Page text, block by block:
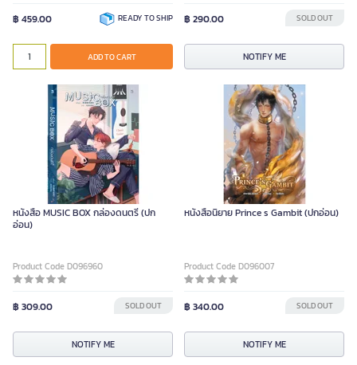
฿ 459.00 READY TO SHIP
ADD TO CART
฿ 290.00 SOLD OUT
NOTIFY ME
หนังสือ MUSIC BOX กล่องดนตรี (ปก
อ่อน)
Product Code D096960
฿ 309.00 SOLD OUT
NOTIFY ME
หนังสือนิยาย Prince s Gambit (ปกอ่อน)
Product Code D096007
฿ 340.00 SOLD OUT
NOTIFY ME